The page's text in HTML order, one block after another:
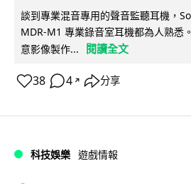
談到專業混音專用的聲音監聽耳機，
MDR-M1 專業錄音室耳機都為人熟悉
意影像製作...
閱讀全文
38 4 ↗ 分享
科技娛樂 遊戲情報